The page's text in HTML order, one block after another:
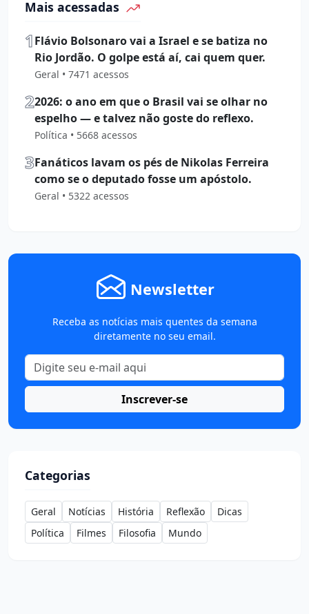
Mais acessadas
1Flávio Bolsonaro vai a Israel e se batiza no
Rio Jordão. O golpe está aí, cai quem quer.
Geral • 7471 acessos
22026: o ano em que o Brasil vai se olhar no
espelho — e talvez não goste do reflexo.
Política • 5668 acessos
3Fanáticos lavam os pés de Nikolas Ferreira
como se o deputado fosse um apóstolo.
Geral • 5322 acessos
Newsletter
Receba as notícias mais quentes da semana
diretamente no seu email.
Inscrever-se
Categorias
Geral Notícias História Reflexão
Dicas
Política
Filmes Filosofia Mundo